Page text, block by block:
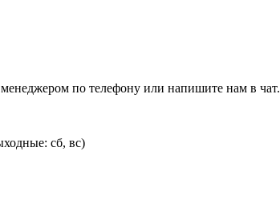
по телефону или напишите нам в чат.
сб, вс)